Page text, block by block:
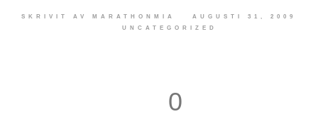
SKRIVIT AV MARATHONMIA
AUGUSTI 31, 2009
UNCATEGORIZED
0